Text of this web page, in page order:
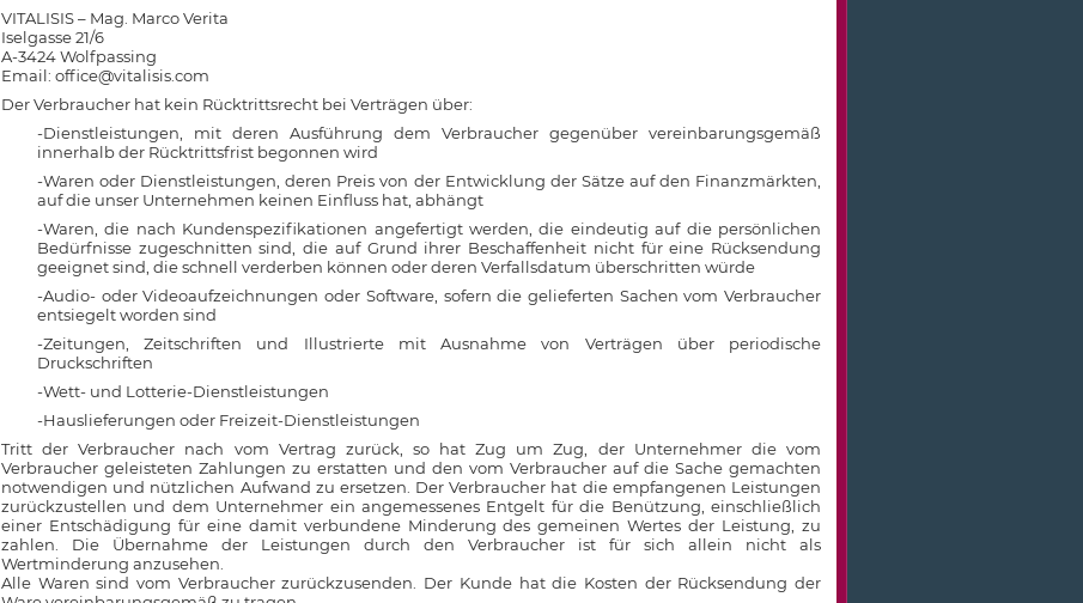
VITALISIS – Mag. Marco Verita
Iselgasse 21/6
A-3424 Wolfpassing
Email: office@vitalisis.com
Der Verbraucher hat kein Rücktrittsrecht bei Verträgen über:
-Dienstleistungen, mit deren Ausführung dem Verbraucher gegenüber vereinbarungsgemäß
innerhalb der Rücktrittsfrist begonnen wird
-Waren oder Dienstleistungen, deren Preis von der Entwicklung der Sätze auf den Finanzmärkten,
auf die unser Unternehmen keinen Einfluss hat, abhängt
-Waren, die nach Kundenspezifikationen angefertigt werden, die eindeutig auf die persönlichen
Bedürfnisse zugeschnitten sind, die auf Grund ihrer Beschaffenheit nicht für eine Rücksendung
geeignet sind, die schnell verderben können oder deren Verfallsdatum überschritten würde
-Audio- oder Videoaufzeichnungen oder Software, sofern die gelieferten Sachen vom Verbraucher
entsiegelt worden sind
-Zeitungen, Zeitschriften und Illustrierte mit Ausnahme von Verträgen über periodische
Druckschriften
-Wett- und Lotterie-Dienstleistungen
-Hauslieferungen oder Freizeit-Dienstleistungen
Tritt der Verbraucher nach vom Vertrag zurück, so hat Zug um Zug, der Unternehmer die vom
Verbraucher geleisteten Zahlungen zu erstatten und den vom Verbraucher auf die Sache gemachten
notwendigen und nützlichen Aufwand zu ersetzen. Der Verbraucher hat die empfangenen Leistungen
zurückzustellen und dem Unternehmer ein angemessenes Entgelt für die Benützung, einschließlich
einer Entschädigung für eine damit verbundene Minderung des gemeinen Wertes der Leistung, zu
zahlen. Die Übernahme der Leistungen durch den Verbraucher ist für sich allein nicht als
Wertminderung anzusehen.
Alle Waren sind vom Verbraucher zurückzusenden. Der Kunde hat die Kosten der Rücksendung der